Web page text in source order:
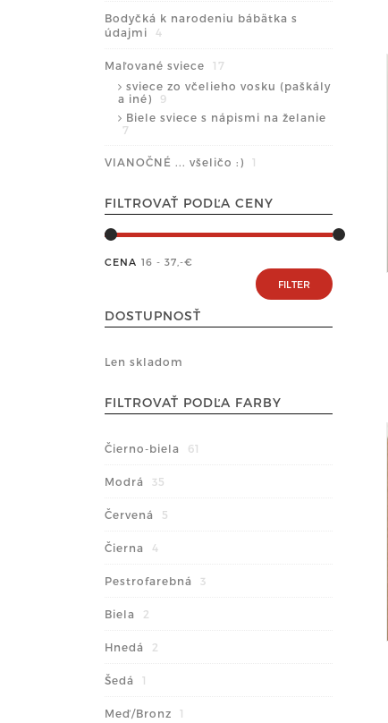
Bodyčká k narodeniu bábätka s
údajmi
4
Maľované sviece
17
sviece zo včelieho vosku (paškály
a iné)
9
Biele sviece s nápismi na želanie
7
VIANOČNÉ ... všeličo :) 1
FILTROVAŤ PODĽA CENY
CENA 16 - 37 ,-€
DOSTUPNOSŤ
Len skladom
FILTROVAŤ PODĽA FARBY
Čierno-biela 61
Modrá 35
Červená 5
Čierna 4
Pestrofarebná 3
Biela 2
Hnedá 2
Šedá 1
Meď/Bronz 1